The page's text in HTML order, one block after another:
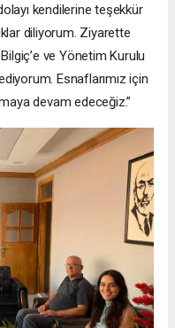
kendilerine teşekkür
diliyorum. Ziyarette
ve Yönetim Kurulu
Esnaflarımız için
devam edeceğiz.”